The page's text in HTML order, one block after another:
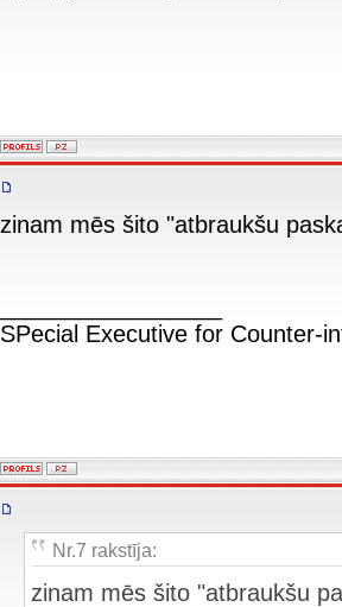
zinam mēs šito "atbraukšu
SPecial Executive for Counter-
Nr.7 rakstīja:
zinam mēs šito "atbraukšu